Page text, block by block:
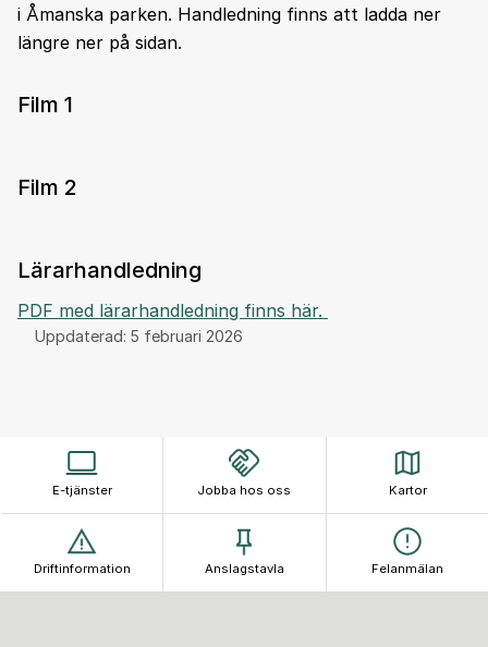
i Åmanska parken. Handledning finns att ladda ner
längre ner på sidan.
Film 1
Film 2
Lärarhandledning
PDF med lärarhandledning finns här.
Uppdaterad: 5 februari 2026
E-tjänster Jobba hos oss Kartor
Driftinformation Anslagstavla Felanmälan